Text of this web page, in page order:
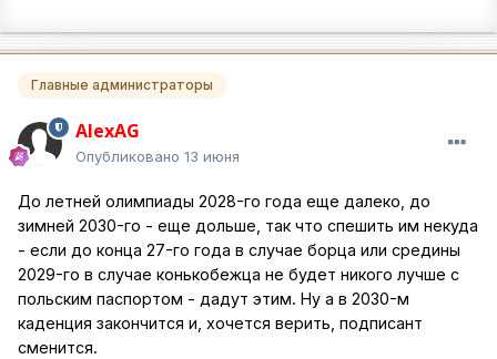
Главные администраторы
AlexAG
Опубликовано 13 июня
До летней олимпиады 2028-го года еще далеко, до
зимней 2030-го - еще дольше, так что спешить им некуда
- если до конца 27-го года в случае борца или средины
2029-го в случае конькобежца не будет никого лучше с
польским паспортом - дадут этим. Ну а в 2030-м
каденция закончится и, хочется верить, подписант
сменится.